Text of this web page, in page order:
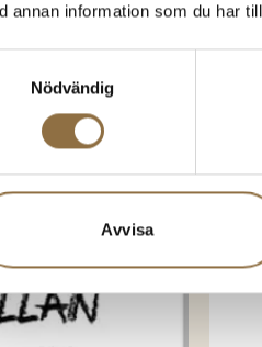
annan information som du har
Nödvändig
Avvisa
Du